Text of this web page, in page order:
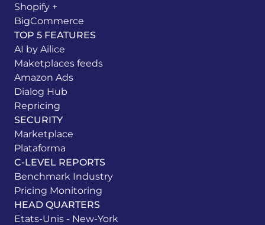
Shopify +
BigCommerce
TOP 5 FEATURES
AI by Ailice
Maketplaces feeds
Amazon Ads
Dialog Hub
Repricing
SECURITY
Marketplace
Plataforma
C-LEVEL REPORTS
Benchmark Industry
Pricing Monitoring
HEAD QUARTERS
Etats-Unis - New-York